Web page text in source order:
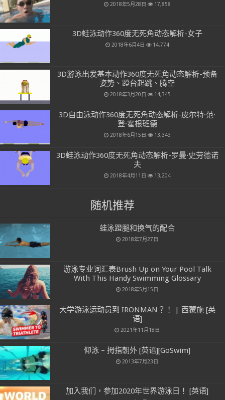
2018年5月28日 17,858
3D蛙泳动作360度无死角动态解析-女子
2018年6月4日 14,774
3D游泳出发基本动作360度无死角动态解析-预备
姿势、蹬台起跳、腾空
2018年3月20日 14,345
3D自由泳动作360度无死角动态解析-皮尔特·范·
登·霍根班德
2018年6月15日 13,343
3D蛙泳动作360度无死角动态解析-罗曼·史劳德诺
夫
2018年4月11日 13,204
随机推荐
蛙泳蹬腿和换气的配合
2018年7月27日
游泳专业词汇表Brush Up on Your Pool Talk
With This Handy Swimming Glossary
2018年5月15日
大学游泳运动员到 IRONMAN？！ | 西蒙施 [英
语]
2021年11月18日
仰泳 – 拇指朝外 [英语][GoSwim]
2013年7月23日
加入我们，参加2020年世界游泳日！ [英语]